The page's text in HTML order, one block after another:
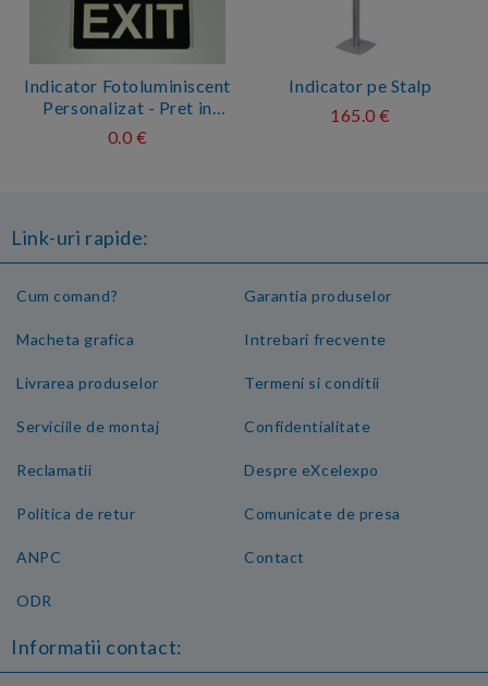
Indicator Fotoluminiscent
Personalizat - Pret in
functie de configuratie
0.0 €
Indicator pe Stalp
165.0 €
Link-uri rapide:
Cum comand?
Macheta grafica
Livrarea produselor
Serviciile de montaj
Garantia produselor
Intrebari frecvente
Termeni si conditii
Confidentialitate
Reclamatii
Politica de retur
ANPC
ODR
Despre eXcelexpo
Comunicate de presa
Contact
Informatii contact: